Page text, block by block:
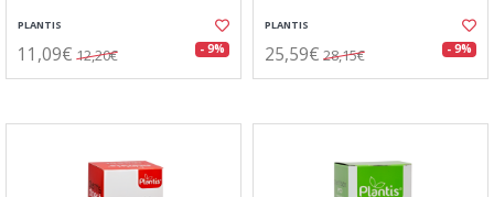
PLANTIS
11,09€ 12,20€ - 9%
PLANTIS
25,59€ 28,15€ - 9%